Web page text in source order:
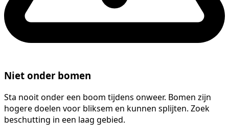
Niet onder bomen
Sta nooit onder een boom tijdens onweer. Bomen zijn
hogere doelen voor bliksem en kunnen splijten. Zoek
beschutting in een laag gebied.